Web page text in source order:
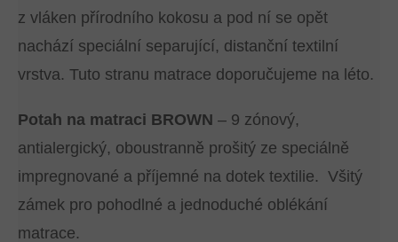
z vláken přírodního kokosu a pod ní se opět
nachází speciální separující, distanční textilní
vrstva. Tuto stranu matrace doporučujeme na léto.
Potah na matraci BROWN – 9 zónový,
antialergický, oboustranně prošitý ze speciálně
impregnované a příjemné na dotek textilie. Všitý
zámek pro pohodlné a jednoduché oblékání
matrace.